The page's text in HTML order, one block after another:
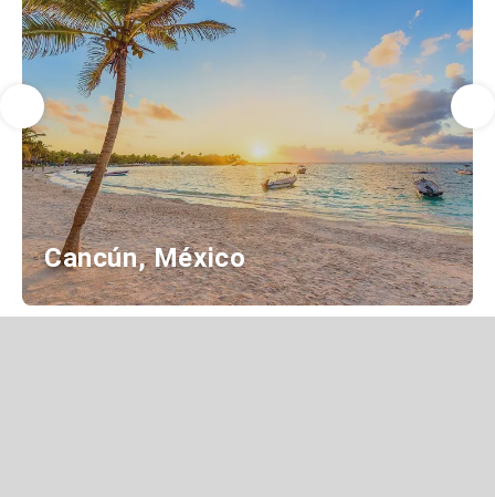
Cancún, México